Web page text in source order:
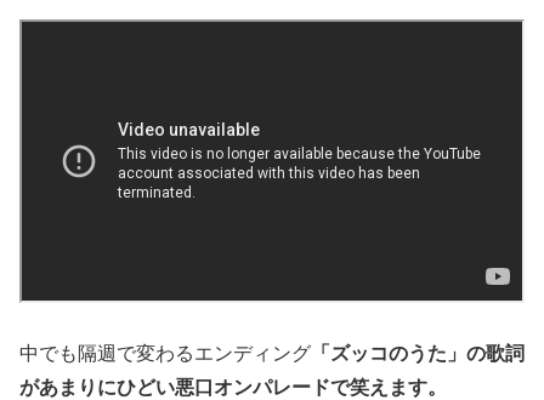
中でも隔週で変わるエンディング 「ズッコのうた」 の歌詞
があまりにひどい悪口オンパレードで笑えます。